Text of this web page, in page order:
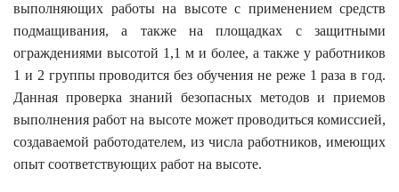
выполняющих работы на высоте с применением средств
подмащивания, а также на площадках с защитными
ограждениями высотой 1,1 м и более, а также у работников
1 и 2 группы проводится без обучения не реже 1 раза в год.
Данная проверка знаний безопасных методов и приемов
выполнения работ на высоте может проводиться комиссией,
создаваемой работодателем, из числа работников, имеющих
опыт соответствующих работ на высоте.